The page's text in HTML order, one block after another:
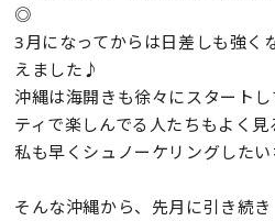
◎
3月になってからは日差しも強く
えました♪
沖縄は海開きも徐々にスタート
ティで楽しんでる人たちもよく見
私も早くシュノーケリングしたい
そんな沖縄から、先月に引き続